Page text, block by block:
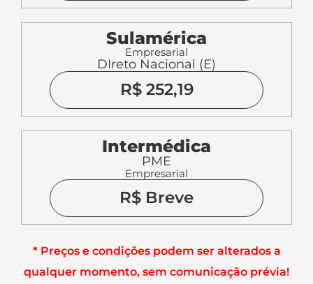
Sulamérica
Empresarial
DIreto Nacional (E)
R$ 252,19
Intermédica
PME
Empresarial
R$ Breve
* Preços e condições podem ser alterados a
qualquer momento, sem comunicação prévia!